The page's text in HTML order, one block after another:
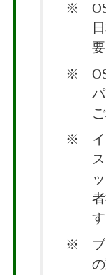
※ OS
※ OS
※ イ
す
※ ブ